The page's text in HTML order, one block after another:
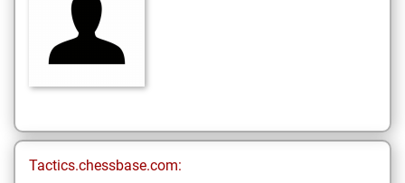
Tactics.chessbase.com: